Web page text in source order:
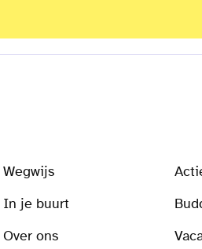
Wegwijs
In je buurt
Over ons